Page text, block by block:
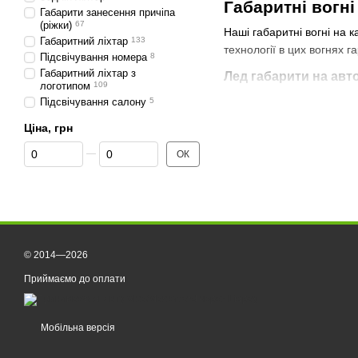
Габаритні
Наші габаритні вогні на
технології в цих вогнях
Лед габарити на
Вибір
Подумайте про вибір
Розгляньте різні
Габарити занесення причіпа
(ріжки) 67
Габаритний ліхтар 133
Підсвічування номера 8
Габаритний ліхтар з
логотипом 109
Підсвічування салону 5
Ціна, грн
Від Ціна, грн
До Ціна, грн ОК
© 2014—2026
Приймаємо до оплати
Мобільна версія